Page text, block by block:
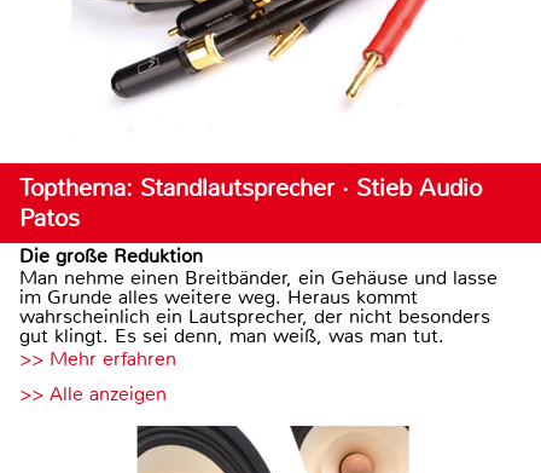
Topthema: Standlautsprecher · Stieb Audio
Patos
Die große Reduktion
Man nehme einen Breitbänder, ein Gehäuse und lasse
im Grunde alles weitere weg. Heraus kommt
wahrscheinlich ein Lautsprecher, der nicht besonders
gut klingt. Es sei denn, man weiß, was man tut.
>> Mehr erfahren
>> Alle anzeigen